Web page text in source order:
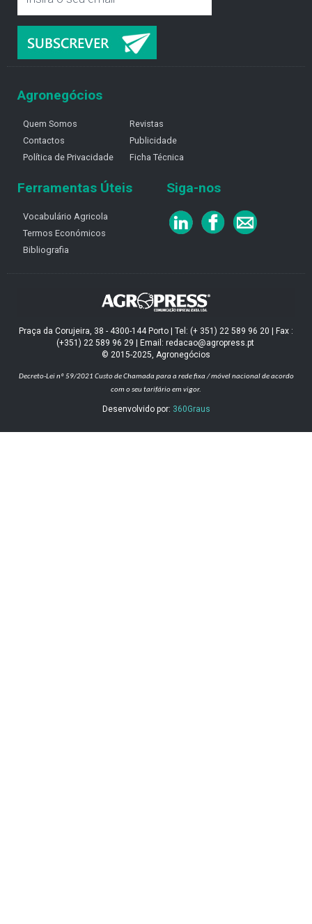
Agronegócios
Quem Somos
Contactos
Política de Privacidade
Revistas
Publicidade
Ficha Técnica
Ferramentas Úteis
Vocabulário Agricola
Termos Económicos
Bibliografia
Siga-nos
Praça da Corujeira, 38 - 4300-144 Porto | Tel: (+ 351) 22 589 96 20 | Fax :
(+351) 22 589 96 29 | Email: redacao@agropress.pt
© 2015-2025, Agronegócios
Decreto-Lei nº 59/2021 Custo de Chamada para a rede fixa / móvel nacional de acordo
com o seu tarifário em vigor.
Desenvolvido por: 360Graus